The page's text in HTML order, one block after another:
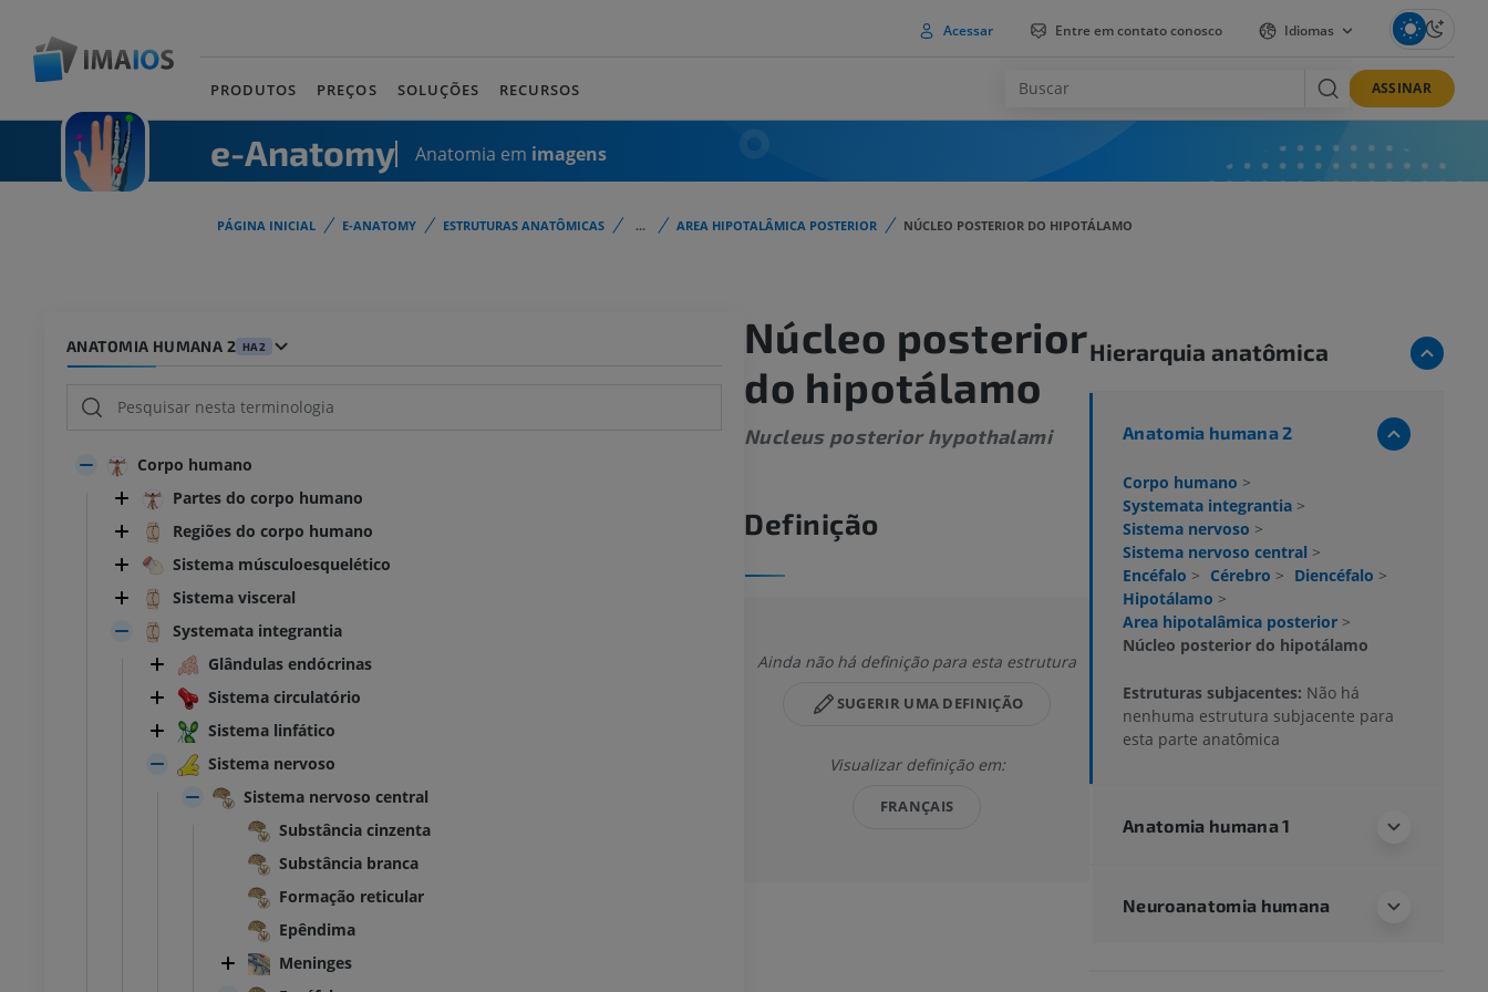
Acessar Entre em contato conosco Idiomas
PRODUTOS PREÇOS SOLUÇÕES RECURSOS ASSINAR
e-Anatomy Anatomia em imagens
PÁGINA INICIAL E-ANATOMY ESTRUTURAS ANATÔMICAS ... AREA HIPOTALÂMICA POSTERIOR NÚCLEO POSTERIOR DO HIPOTÁLAMO
ANATOMIA HUMANA 2 HA2
Corpo humano
Partes do corpo humano
Regiões do corpo humano
Sistema músculoesquelético
Sistema visceral
Systemata integrantia
Glândulas endócrinas
Sistema circulatório
Sistema linfático
Sistema nervoso
Sistema nervoso central
Substância cinzenta
Substância branca
Formação reticular
Epêndima
Meninges
Núcleo posterior
do hipotálamo
Nucleus posterior hypothalami
Definição
Ainda não há definição para esta estrutura
SUGERIR UMA DEFINIÇÃO
Visualizar definição em:
FRANÇAIS
Hierarquia anatômica
Anatomia humana 2
Corpo humano >
Systemata integrantia >
Sistema nervoso >
Sistema nervoso central >
Encéfalo > Cérebro > Diencéfalo >
Hipotálamo >
Area hipotalâmica posterior >
Núcleo posterior do hipotálamo
Estruturas subjacentes: Não há
nenhuma estrutura subjacente para
esta parte anatômica
Anatomia humana 1
Neuroanatomia humana